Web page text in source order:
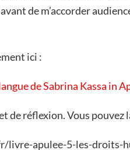
de m’accorder
ici :
de Sabrina Kassa in
de réflexion. Vous pouvez
livre-apulee-5-les-droits-